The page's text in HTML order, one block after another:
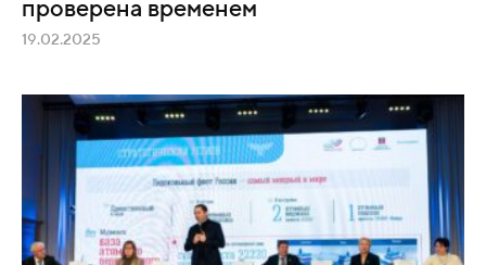
проверена временем
19.02.2025